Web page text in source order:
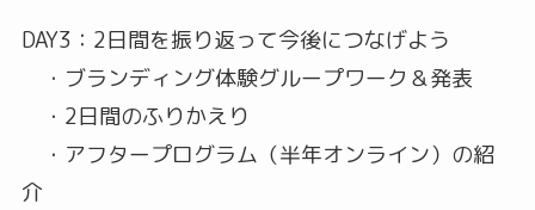
DAY3：2日間を振り返って今後につなげよう
・ブランディング体験グループワーク＆発表
・2日間のふりかえり
・アフタープログラム（半年オンライン）の紹
介